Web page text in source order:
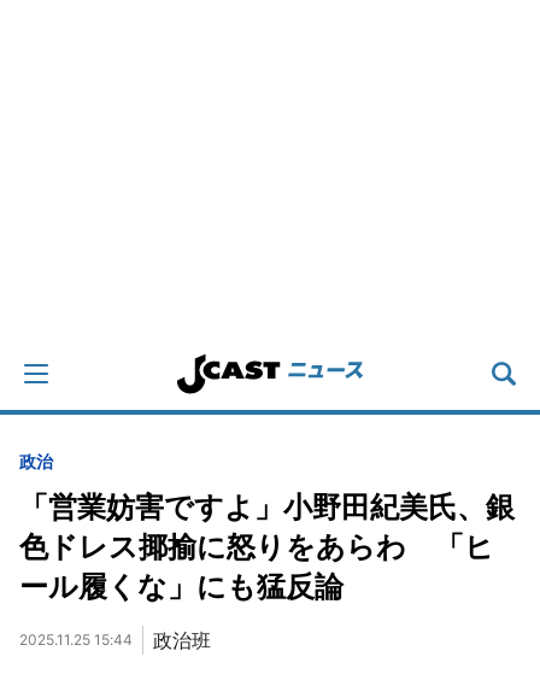
政治
「営業妨害ですよ」小野田紀美氏、銀
色ドレス揶揄に怒りをあらわ 「ヒ
ール履くな」にも猛反論
2025.11.25 15:44 政治班